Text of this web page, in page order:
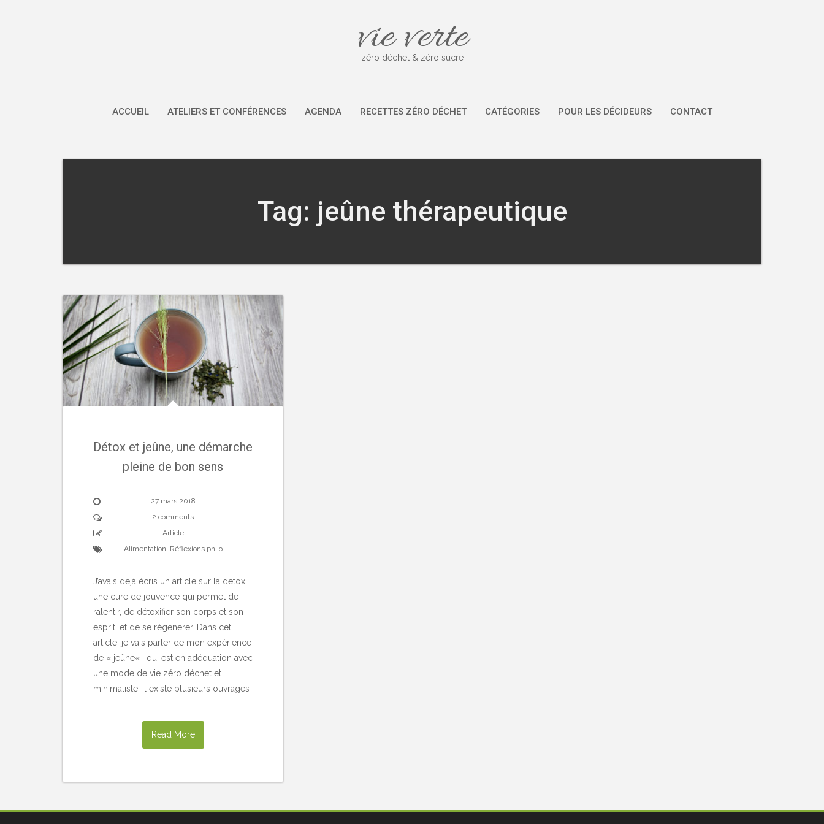
vie verte
- zéro déchet & zéro sucre -
ACCUEIL ATELIERS ET CONFÉRENCES AGENDA RECETTES ZÉRO DÉCHET CATÉGORIES POUR LES DÉCIDEURS CONTACT
Tag: jeûne thérapeutique
Détox et jeûne, une démarche
pleine de bon sens
27 mars 2018
2 comments
Article
Alimentation, Réflexions philo
J’avais déjà écris un article sur la détox,
une cure de jouvence qui permet de
ralentir, de détoxifier son corps et son
esprit, et de se régénérer. Dans cet
article, je vais parler de mon expérience
de « jeûne« , qui est en adéquation avec
une mode de vie zéro déchet et
minimaliste. Il existe plusieurs ouvrages
Read More